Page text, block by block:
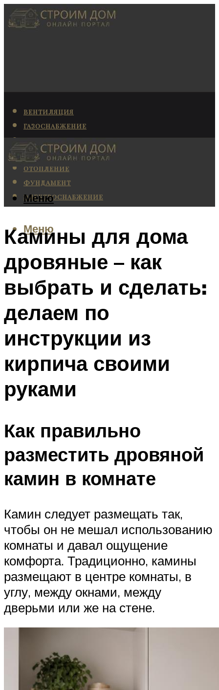
ВЕНТИЛЯЦИЯ
ГАЗОСНАБЖЕНИЕ
КАНАЛИЗАЦИЯ
КОНДИЦИОНИРОВАНИЕ
ОТОПЛЕНИЕ
ФУНДАМЕНТ
ЭЛЕКТРОСНАБЖЕНИЕ
Меню
Меню
Камины для дома
дровяные – как
выбрать и сделать:
делаем по
инструкции из
кирпича своими
руками
Как правильно
разместить дровяной
камин в комнате
Камин следует размещать так,
чтобы он не мешал использованию
комнаты и давал ощущение
комфорта. Традиционно, камины
размещают в центре комнаты, в
углу, между окнами, между
дверьми или же на стене.